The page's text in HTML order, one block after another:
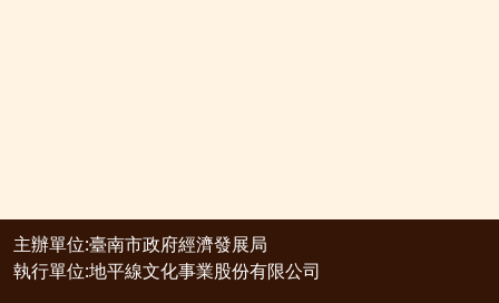
主辦單位:臺南市政府經濟發展局
執行單位:地平線文化事業股份有限公司